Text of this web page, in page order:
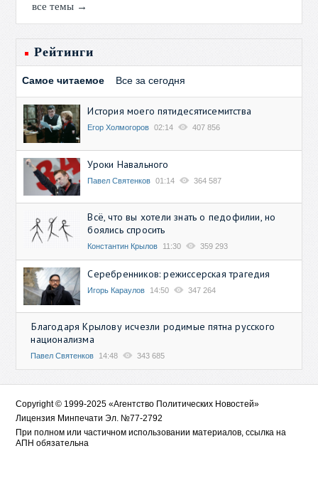
все темы →
Рейтинги
Самое читаемое Все за сегодня
История моего пятидесятисемитства
Егор Холмогоров 02:14 407 856
Уроки Навального
Павел Святенков 01:14 364 587
Всё, что вы хотели знать о педофилии, но
боялись спросить
Константин Крылов 11:30 359 293
Серебренников: режиссерская трагедия
Игорь Караулов 14:50 347 264
Благодаря Крылову исчезли родимые пятна русского
национализма
Павел Святенков 14:48 343 685
Copyright © 1999-2025 «Агентство Политических Новостей»
Лицензия Минпечати Эл. №77-2792
При полном или частичном использовании материалов, ссылка на
АПН обязательна